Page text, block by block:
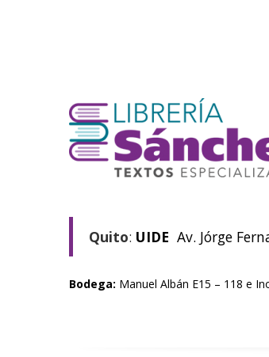
Quito: UIDE Av. Jórge
Bodega: Manuel Albán E15 – 118 e